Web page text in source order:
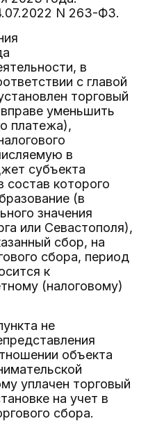
N 263-ФЗ.
в
с главой
торговый
уменьшить
платежа),
в
субъекта
состав которого
(в
значения
или Севастополя),
сбор, на
сбора, период
к
(налоговому)
не
объекта
уплачен торговый
на учет в
сбора.